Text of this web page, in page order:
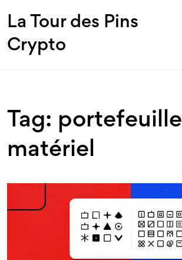
La Tour des Pins
Crypto
Tag: portefeuille
matériel